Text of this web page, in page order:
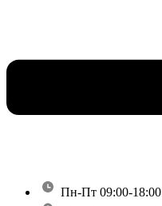
Пн-Пт 09:00-18:00